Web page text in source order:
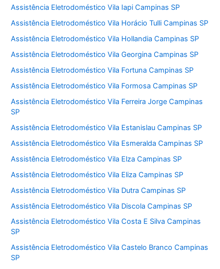
Assistência Eletrodoméstico Vila Iapi Campinas SP
Assistência Eletrodoméstico Vila Horácio Tulli Campinas SP
Assistência Eletrodoméstico Vila Hollandia Campinas SP
Assistência Eletrodoméstico Vila Georgina Campinas SP
Assistência Eletrodoméstico Vila Fortuna Campinas SP
Assistência Eletrodoméstico Vila Formosa Campinas SP
Assistência Eletrodoméstico Vila Ferreira Jorge Campinas
SP
Assistência Eletrodoméstico Vila Estanislau Campinas SP
Assistência Eletrodoméstico Vila Esmeralda Campinas SP
Assistência Eletrodoméstico Vila Elza Campinas SP
Assistência Eletrodoméstico Vila Eliza Campinas SP
Assistência Eletrodoméstico Vila Dutra Campinas SP
Assistência Eletrodoméstico Vila Discola Campinas SP
Assistência Eletrodoméstico Vila Costa E Silva Campinas
SP
Assistência Eletrodoméstico Vila Castelo Branco Campinas
SP